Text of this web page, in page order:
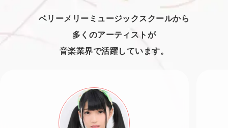
ベリーメリーミュージックスクールから
多くのアーティストが
音楽業界で活躍しています。